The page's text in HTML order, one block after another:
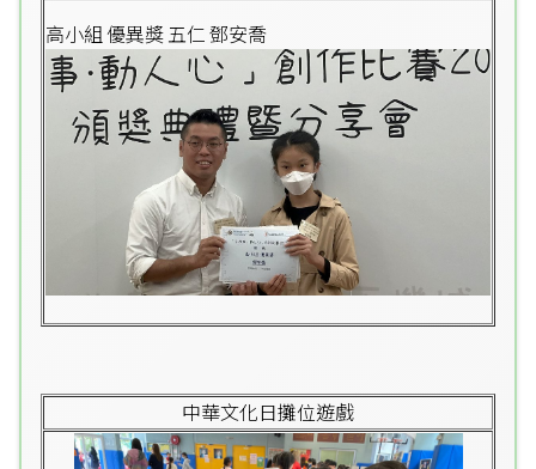
高小組 優異獎 五仁 鄧安喬
中華文化日攤位遊戲